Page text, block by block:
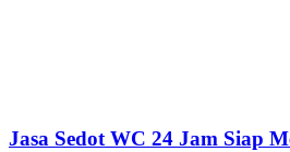
Jasa Sedot WC 24 Jam Siap